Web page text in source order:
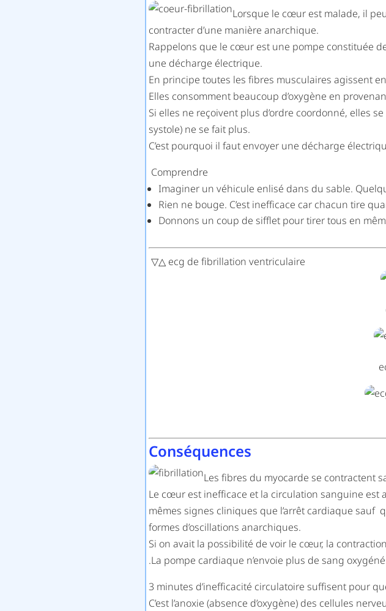
Lorsque le cœur est malade, il
contracter d’une manière anarchique.
Rappelons que le cœur est une pompe constituée
une décharge électrique.
En principe toutes les fibres musculaires agissent
Elles consomment beaucoup d’oxygène en
Si elles ne reçoivent plus d’ordre coordonné, elles
systole) ne se fait plus.
C’est pourquoi il faut envoyer une décharge
Comprendre
Imaginer un véhicule enlisé dans du sable.
Rien ne bouge. C’est inefficace car chacun tire
Donnons un coup de sifflet pour tirer tous en
▽△ ecg de fibrillation ventriculaire
Conséquences
Les fibres du myocarde se contractent
Le cœur est inefficace et la circulation sanguine est
mêmes signes cliniques que l’arrêt cardiaque sauf
formes d’oscillations anarchiques.
Si on avait la possibilité de voir le cœur, la
.La pompe cardiaque n’envoie plus de sang
3 minutes d’inefficacité circulatoire suffisent pour
C’est l’anoxie (absence d’oxygène) des cellules